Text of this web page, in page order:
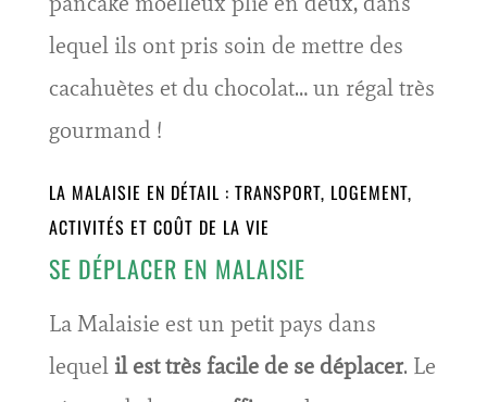
lequel ils ont pris soin de mettre des
cacahuètes et du chocolat… un régal très
gourmand !
LA MALAISIE EN DÉTAIL : TRANSPORT, LOGEMENT,
ACTIVITÉS ET COÛT DE LA VIE
SE DÉPLACER EN MALAISIE
La Malaisie est un petit pays dans
lequelil est très facile de se déplacer. Le